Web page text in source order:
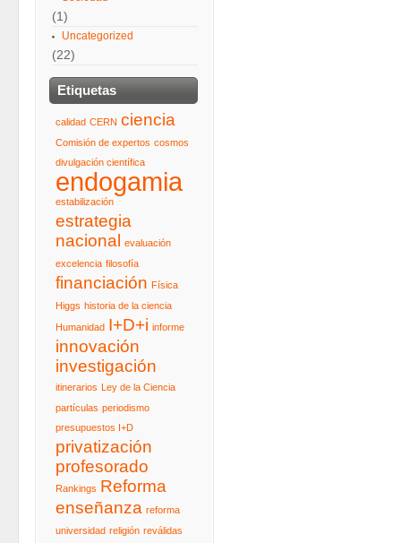
(1)
Uncategorized
(22)
Etiquetas
calidad CERN ciencia
Comisión de expertos cosmos
divulgación científica
endogamia
estabilización
estrategia
nacional
evaluación
excelencia filosofía
financiación Física
Higgs historia de la ciencia
Humanidad I+D+i informe
innovación
investigación
itinerarios Ley de la Ciencia
partículas periodismo
presupuestos I+D
privatización
profesorado
Rankings Reforma
enseñanza reforma
universidad religión reválidas